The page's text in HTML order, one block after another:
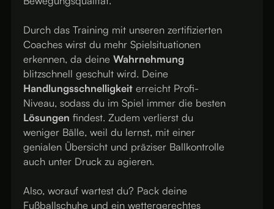
Durch das Training mit unseren zertifizierten
Coaches wirst du mehr Spielsituationen
erkennen, da deineWahrnehmung
blitzschnell geschult wird. Deine
Handlungsschnelligkeit erreicht Profi-
Niveau, sodass du im Spiel immer die besten
Lösungen findest. Zudem verlierst du
weniger Bälle, weil du lernst, mit einer
genialen Übersicht und präziser Ballkontrolle
auch unter Druck zu agieren.
Also, worauf wartest du? Pack deine
Fußballschuhe und ein wettergerechtes